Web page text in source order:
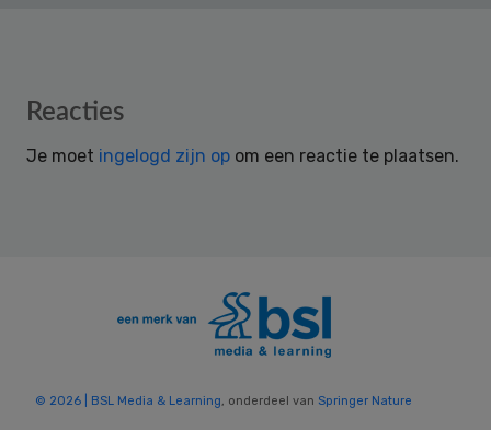
Reader
Reacties
Je moet ingelogd zijn op om een reactie te plaatsen.
© 2026 | BSL Media & Learning, onderdeel van Springer Nature